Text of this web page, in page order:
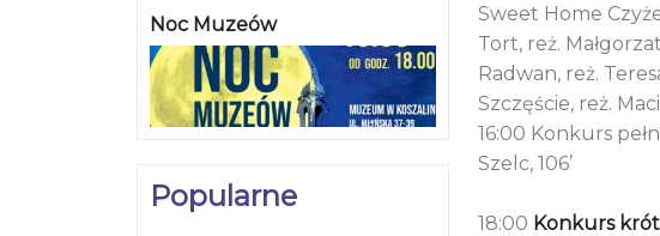
Noc Muzeów
Popularne
Sweet Home
Tort, reż.
Radwan, reż.
Szczęście, reż.
16:00 Konkurs
Szelc, 106’
18:00 Konkurs